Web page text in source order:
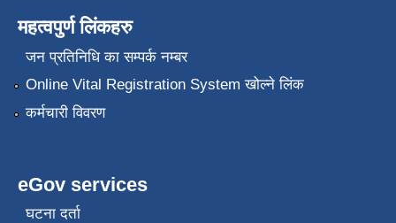
महत्वपुर्ण लिंकहरु
जन प्रतिनिधि का सम्पर्क नम्बर
Online Vital Registration System खोल्ने लिंक
कर्मचारी विवरण
eGov services
घटना दर्ता